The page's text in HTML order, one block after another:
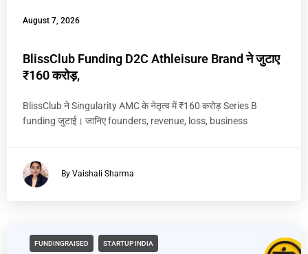
August 7, 2026
BlissClub Funding D2C Athleisure Brand ने जुटाए
₹160 करोड़,
BlissClub ने Singularity AMC के नेतृत्व में ₹160 करोड़ Series B
funding जुटाई। जानिए founders, revenue, loss, business
By Vaishali Sharma
FUNDINGRAISED STARTUP INDIA